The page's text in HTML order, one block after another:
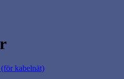
kabelnät)